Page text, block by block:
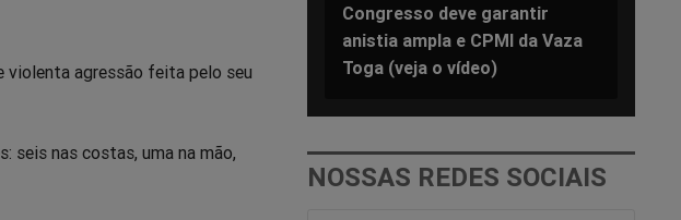
violenta agressão feita pelo seu
seis nas costas, uma na mão,
Congresso deve garantir
anistia ampla e CPMI da Vaza
Toga (veja o vídeo)
NOSSAS REDES SOCIAIS